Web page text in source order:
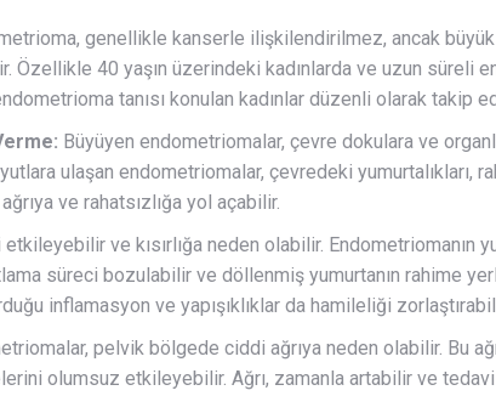
genellikle kanserle ilişkilendirilmez, ancak büyük
Özellikle 40 yaşın üzerindeki kadınlarda ve uzun süreli
tanısı konulan kadınlar düzenli olarak takip
Büyüyen endometriomalar, çevre dokulara ve
ulaşan endometriomalar, çevredeki yumurtalıkları,
ve rahatsızlığa yol açabilir.
ve kısırlığa neden olabilir. Endometriomanın
süreci bozulabilir ve döllenmiş yumurtanın rahime
inflamasyon ve yapışıklıklar da hamileliği
pelvik bölgede ciddi ağrıya neden olabilir. Bu
olumsuz etkileyebilir. Ağrı, zamanla artabilir ve